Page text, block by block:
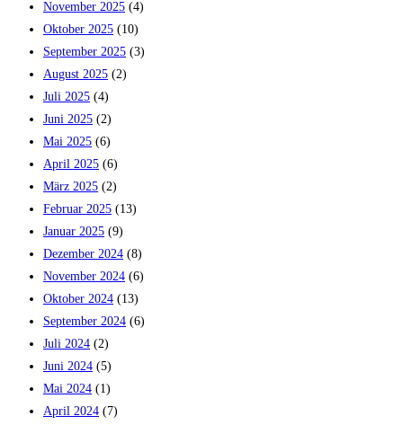
November 2025 (4)
Oktober 2025 (10)
September 2025 (3)
August 2025 (2)
Juli 2025 (4)
Juni 2025 (2)
Mai 2025 (6)
April 2025 (6)
März 2025 (2)
Februar 2025 (13)
Januar 2025 (9)
Dezember 2024 (8)
November 2024 (6)
Oktober 2024 (13)
September 2024 (6)
Juli 2024 (2)
Juni 2024 (5)
Mai 2024 (1)
April 2024 (7)